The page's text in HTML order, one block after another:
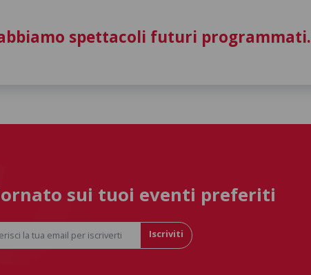
spettacoli futuri programmati.
sui tuoi eventi preferiti
Iscriviti